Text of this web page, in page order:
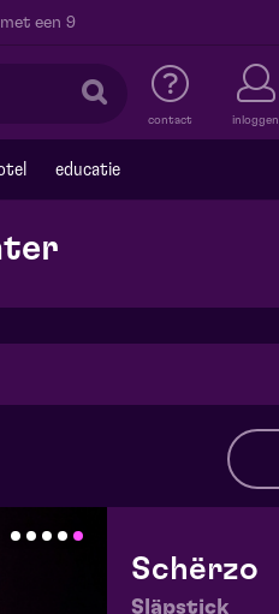
een 9
contact inloggen
educatie
Schërzo
Släpstick